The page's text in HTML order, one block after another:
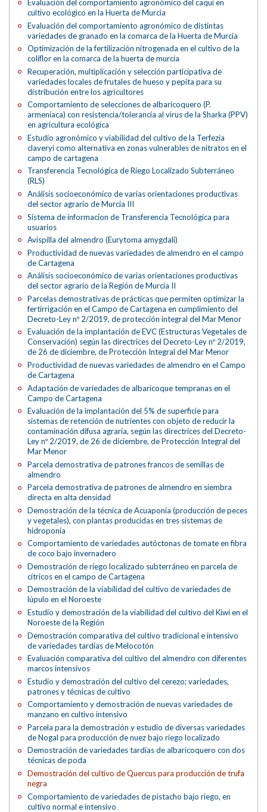
Evaluación del comportamiento agronómico del caqui en
cultivo ecológico en la Huerta de Murcia
Evaluación del comportamiento agronómico de distintas
variedades de granado en la comarca de la Huerta de Murcia
Optimización de la fertilización nitrogenada en el cultivo de la
coliflor en la comarca de la huerta de murcia
Recuperación, multiplicación y selección participativa de
variedades locales de frutales de hueso y pepita para su
distribución entre los agricultores
Comportamiento de selecciones de albaricoquero (P.
armeniaca) con resistencia/tolerancia al virus de la Sharka (PPV)
en agricultura ecológica
Estudio agronómico y viabilidad del cultivo de la Terfezia
claveryi como alternativa en zonas vulnerables de nitratos en el
campo de cartagena
Transferencia Tecnológica de Riego Localizado Subterráneo
(RLS)
Análisis socioeconómico de varias orientaciones productivas
del sector agrario de Murcia III
Sistema de informacion de Transferencia Tecnológica para
usuarios
Avispilla del almendro (Eurytoma amygdali)
Productividad de nuevas variedades de almendro en el campo
de Cartagena
Análisis socioeconómico de varias orientaciones productivas
del sector agrario de la Región de Murcia II
Parcelas demostrativas de prácticas que permiten optimizar la
fertirrigación en el Campo de Cartagena en cumplimiento del
Decreto-Ley nº 2/2019, de protección integral del Mar Menor
Evaluación de la implantación de EVC (Estructuras Vegetales de
Conservación) según las directrices del Decreto-Ley nº 2/2019,
de 26 de diciembre, de Protección Integral del Mar Menor
Productividad de nuevas variedades de almendro en el Campo
de Cartagena
Adaptación de variedades de albaricoque tempranas en el
Campo de Cartagena
Evaluación de la implantación del 5% de superficie para
sistemas de retención de nutrientes con objeto de reducir la
contaminación difusa agraria, según las directrices del Decreto-
Ley nº 2/2019, de 26 de diciembre, de Protección Integral del
Mar Menor
Parcela demostrativa de patrones francos de semillas de
almendro
Parcela demostrativa de patrones de almendro en siembra
directa en alta densidad
Demostración de la técnica de Acuaponía (producción de peces
y vegetales), con plantas producidas en tres sistemas de
hidroponía
Comportamiento de variedades autóctonas de tomate en fibra
de coco bajo invernadero
Demostración de riego localizado subterráneo en parcela de
cítricos en el campo de Cartagena
Demostración de la viabilidad del cultivo de variedades de
lúpulo en el Noroeste
Estudio y demostración de la viabilidad del cultivo del Kiwi en el
Noroeste de la Región
Demostración comparativa del cultivo tradicional e intensivo
de variedades tardías de Melocotón
Evaluación comparativa del cultivo del almendro con diferentes
marcos intensivos
Estudio y demostración del cultivo del cerezo; variedades,
patrones y técnicas de cultivo
Comportamiento y demostración de nuevas variedades de
manzano en cultivo intensivo
Parcela para la demostración y estudio de diversas variedades
de Nogal para producción de nuez bajo riego localizado
Demostración de variedades tardías de albaricoquero con dos
técnicas de poda
Demostración del cultivo de Quercus para producción de trufa
negra
Comportamiento de variedades de pistacho bajo riego, en
cultivo normal e intensivo